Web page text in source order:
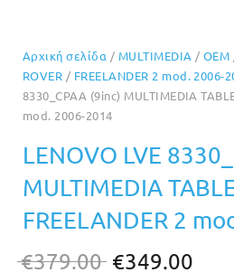
Αρχική σελίδα / MULTIMEDIA / OEM
ROVER / FREELANDER 2 mod. 2006-
8330_CPAA (9inc) MULTIMEDIA
mod. 2006-2014
LENOVO LVE
MULTIMEDIA
FREELANDER 2
€379.00 Original
€349.00